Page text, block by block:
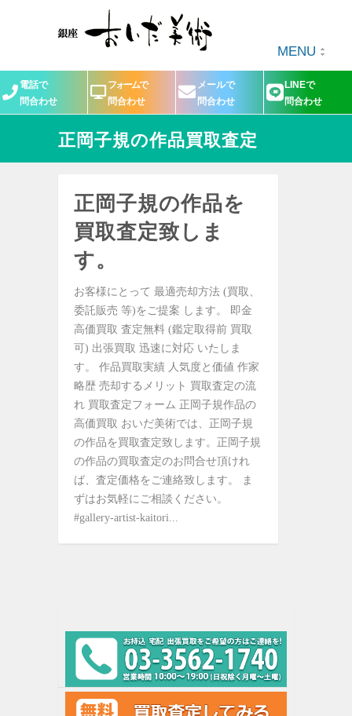
MENU
電話で
問合わせ
フォームで
問合わせ
メールで
問合わせ
LINEで
問合わせ
正岡子規の作品買取査定
正岡子規の作品を
買取査定致しま
す。
お客様にとって 最適売却方法 (買取、
委託販売 等)をご提案 します。 即金
高価買取 査定無料 (鑑定取得前 買取
可) 出張買取 迅速に対応 いたしま
す。 作品買取実績 人気度と価値 作家
略歴 売却するメリット 買取査定の流
れ 買取査定フォーム 正岡子規作品の
高価買取 おいだ美術では、正岡子規
の作品を買取査定致します。正岡子規
の作品の買取査定のお問合せ頂けれ
ば、査定価格をご連絡致します。 ま
ずはお気軽にご相談ください。
#gallery-artist-kaitori...